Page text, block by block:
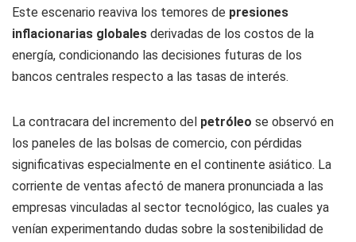
Este escenario reaviva los temores de presiones
inflacionarias globales derivadas de los costos de la
energía, condicionando las decisiones futuras de los
bancos centrales respecto a las tasas de interés.
La contracara del incremento del petróleo se observó en
los paneles de las bolsas de comercio, con pérdidas
significativas especialmente en el continente asiático. La
corriente de ventas afectó de manera pronunciada a las
empresas vinculadas al sector tecnológico, las cuales ya
venían experimentando dudas sobre la sostenibilidad de